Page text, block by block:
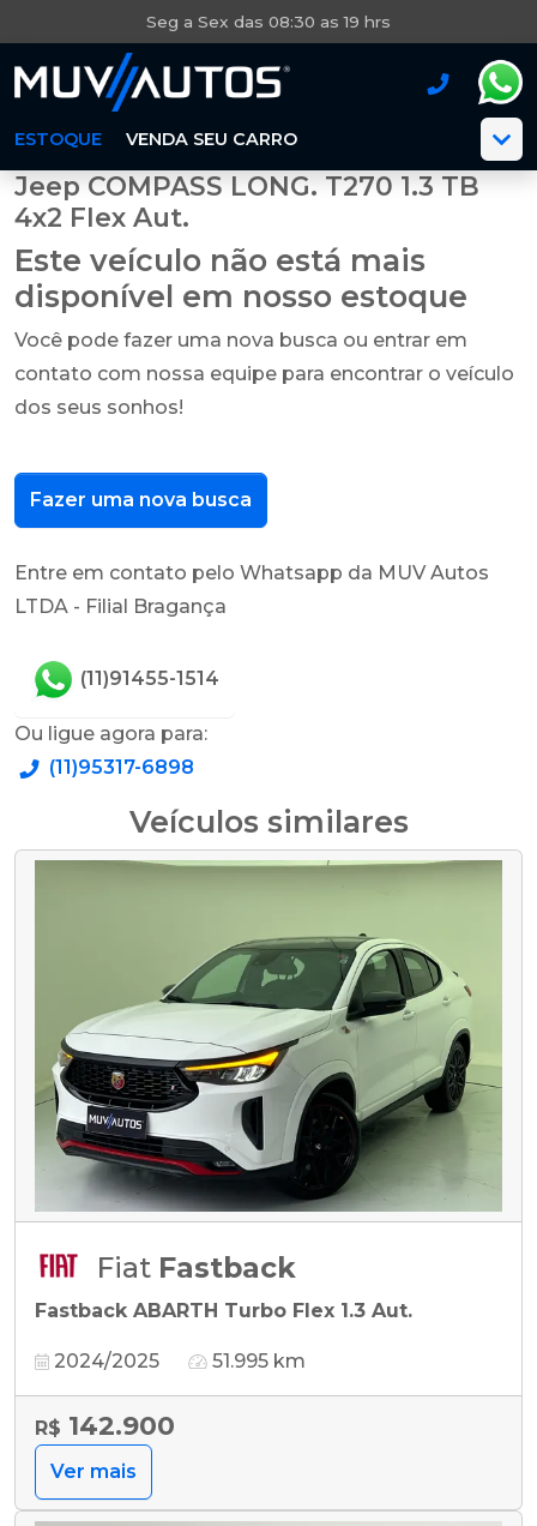
Seg a Sex das 08:30 as 19 hrs
ESTOQUE VENDA SEU CARRO
Jeep COMPASS LONG. T270 1.3 TB
4x2 Flex Aut.
Este veículo não está mais
disponível em nosso estoque
Você pode fazer uma nova busca ou entrar em
contato com nossa equipe para encontrar o veículo
dos seus sonhos!
Fazer uma nova busca
Entre em contato pelo Whatsapp da MUV Autos
LTDA - Filial Bragança
(11)91455-1514
Ou ligue agora para:
(11)95317-6898
Veículos similares
Fiat Fastback
Fastback ABARTH Turbo Flex 1.3 Aut.
2024/2025 51.995 km
R$ 142.900
Ver mais